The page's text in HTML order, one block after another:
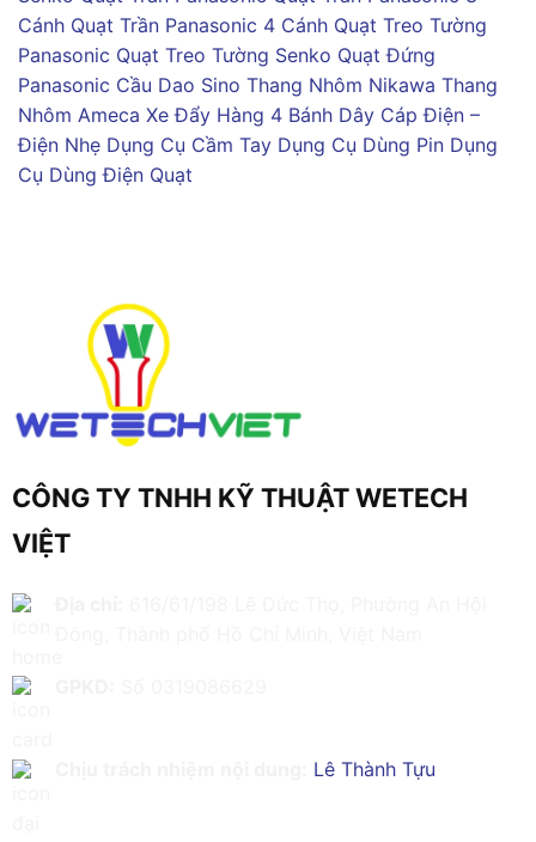
Cánh Quạt Trần Panasonic 4 Cánh Quạt Treo Tường
Panasonic Quạt Treo Tường Senko Quạt Đứng
Panasonic Cầu Dao Sino Thang Nhôm Nikawa Thang
Nhôm Ameca Xe Đẩy Hàng 4 Bánh Dây Cáp Điện –
Điện Nhẹ Dụng Cụ Cầm Tay Dụng Cụ Dùng Pin Dụng
Cụ Dùng Điện Quạt
CÔNG TY TNHH KỸ THUẬT WETECH
VIỆT
Lê Thành Tựu